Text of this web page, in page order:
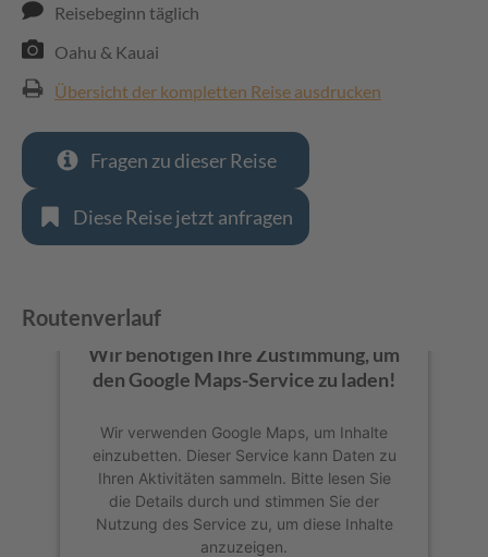
Reisebeginn täglich
Oahu & Kauai
Übersicht der kompletten Reise ausdrucken
Fragen zu dieser Reise
Diese Reise jetzt anfragen
Routenverlauf
Wir benötigen Ihre Zustimmung, um
den Google Maps-Service zu laden!
Wir verwenden Google Maps, um Inhalte
einzubetten. Dieser Service kann Daten zu
Ihren Aktivitäten sammeln. Bitte lesen Sie
die Details durch und stimmen Sie der
Nutzung des Service zu, um diese Inhalte
anzuzeigen.